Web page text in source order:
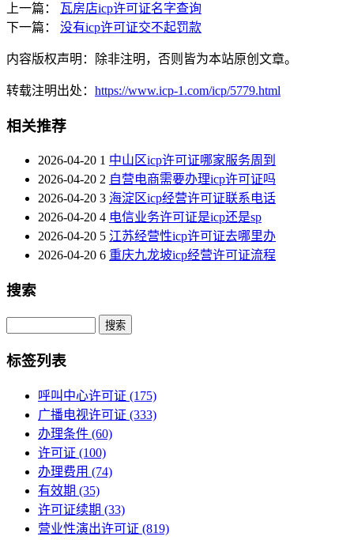
上一篇：
瓦房店icp许可证名字查询
下一篇：
没有icp许可证交不起罚款
内容版权声明：除非注明，否则皆为本站原创文章。
转载注明出处： https://www.icp-1.com/icp/5779.html
相关推荐
2026-04-20 1 中山区icp许可证哪家服务周到
2026-04-20 2 自营电商需要办理icp许可证吗
2026-04-20 3 海淀区icp经营许可证联系电话
2026-04-20 4 电信业务许可证是icp还是sp
2026-04-20 5 江苏经营性icp许可证去哪里办
2026-04-20 6 重庆九龙坡icp经营许可证流程
搜索
Search
标签列表
呼叫中心许可证 (175)
广播电视许可证 (333)
办理条件 (60)
许可证 (100)
办理费用 (74)
有效期 (35)
许可证续期 (33)
营业性演出许可证 (819)